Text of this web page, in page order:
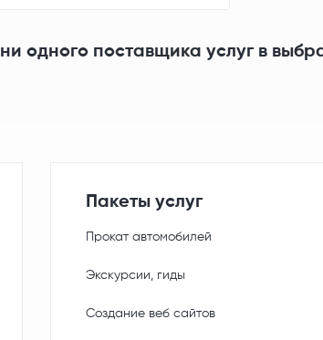
одного поставщика услуг в
Пакеты услуг
Прокат автомобилей
Экскурсии, гиды
Создание веб сайтов